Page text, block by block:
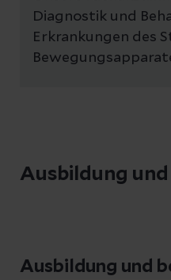
Diagnostik und
Erkrankungen des
Ausbildung
Ausbildung und